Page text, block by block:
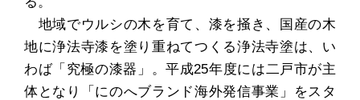
地域でウルシの木を育て、漆を掻き、国産の木
地に浄法寺漆を塗り重ねてつくる浄法寺塗は、い
わば「究極の漆器」。平成25年度には二戸市が主
体となり「にのへブランド海外発信事業」をスタ